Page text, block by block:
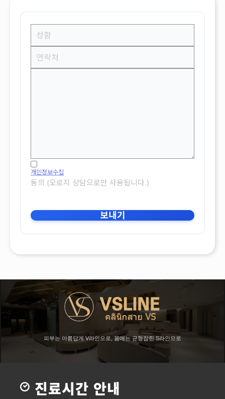
개인정보수집
동의 (오로지 상담으로만 사용됩니다.)
보내기
피부는 아름답게 V라인으로, 몸매는 균형잡힌 S라인으로
진료시간 안내